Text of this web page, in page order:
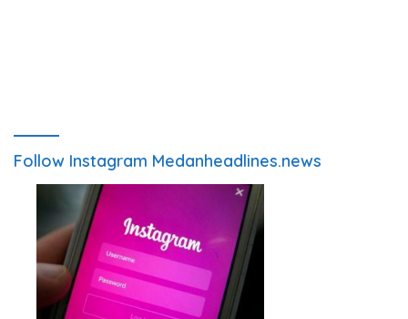
Follow Instagram Medanheadlines.news